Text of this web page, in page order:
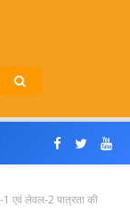
1 एवं लेवल-2 पात्रता की